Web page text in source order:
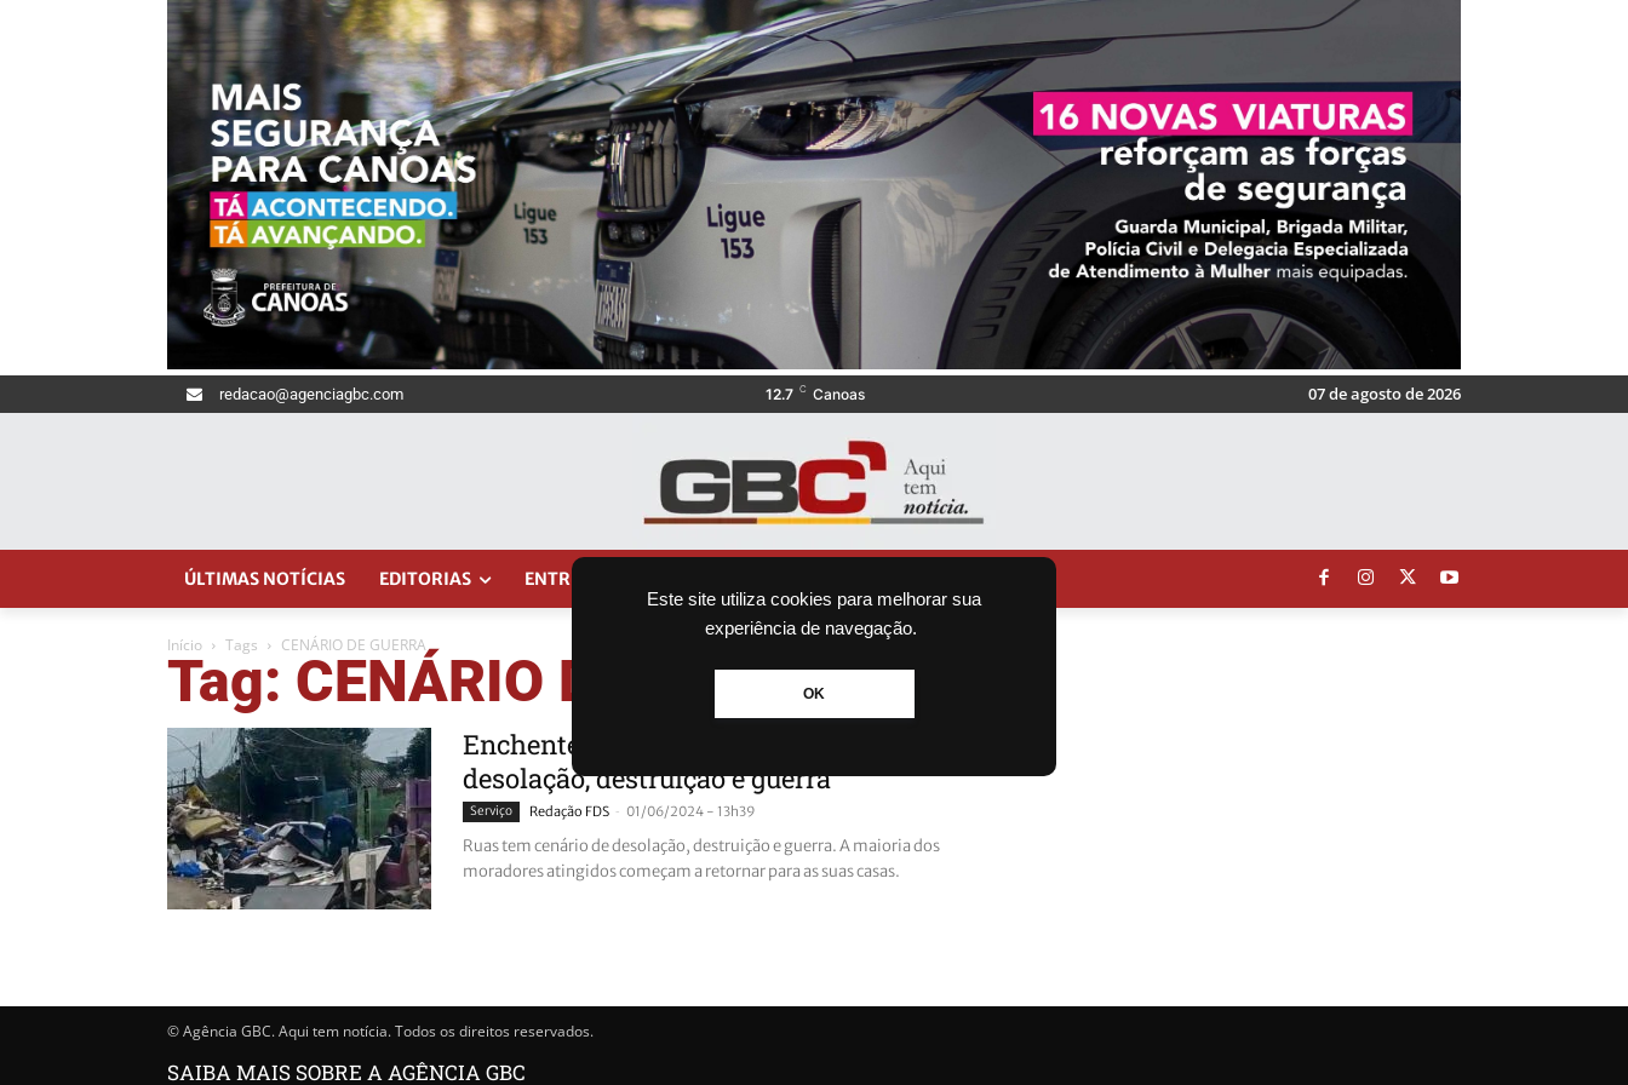
Este site utiliza cookies para melhorar sua
experiência de navegação.
OK
redacao@agenciagbc.com 12.7 C Canoas 07 de agosto de 2026
ÚLTIMAS NOTÍCIAS EDITORIAS ENTRETENIMENTO
Início Tags CENÁRIO DE GUERRA
Tag: CENÁRIO DE GUERRA
Enchente em Canoas: Ruas tem cenário de
desolação, destruição e guerra
Serviço Redação FDS - 01/06/2024 - 13h39
Ruas tem cenário de desolação, destruição e guerra. A maioria dos
moradores atingidos começam a retornar para as suas casas.
© Agência GBC. Aqui tem notícia. Todos os direitos reservados.
SAIBA MAIS SOBRE A AGÊNCIA GBC